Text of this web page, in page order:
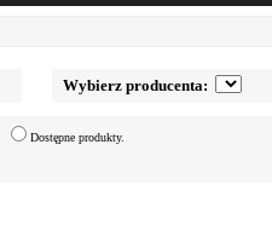
Wybierz producenta:
Dostępne produkty.